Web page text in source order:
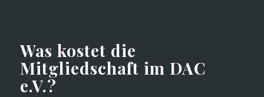
Was kostet die
Mitgliedschaft im DAC
e.V.?